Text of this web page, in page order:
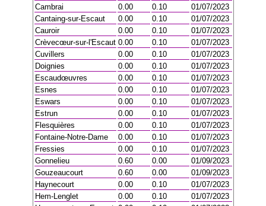
Cambrai
0.00 0.10
01/07/2023
Cantaing-sur-Escaut
0.00 0.10
01/07/2023
Cauroir
0.00 0.10
01/07/2023
Crèvecœur-sur-l'Escaut 0.00 0.10
01/07/2023
Cuvillers
0.00 0.10
01/07/2023
Doignies
0.00 0.10
01/07/2023
Escaudœuvres
0.00 0.10
01/07/2023
Esnes
0.00 0.10
01/07/2023
Eswars
0.00 0.10
01/07/2023
Estrun
0.00 0.10
01/07/2023
Flesquières
0.00 0.10
01/07/2023
Fontaine-Notre-Dame
0.00 0.10
01/07/2023
Fressies
0.00 0.10
01/07/2023
Gonnelieu
0.60 0.00
01/09/2023
Gouzeaucourt
0.60 0.00
01/09/2023
Haynecourt
0.00 0.10
01/07/2023
Hem-Lenglet
0.00 0.10
01/07/2023